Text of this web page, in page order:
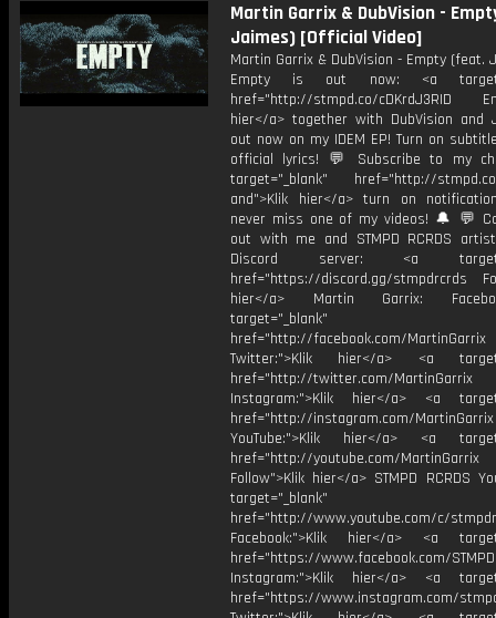
Martin Garrix & DubVision -
Jaimes) [Official Video]
Martin Garrix & DubVision - Empty (feat.
Empty is out now: <a
href="http://stmpd.co/cDKrdJ3RID
hier</a> together with DubVision and
out now on my IDEM EP! Turn on
official lyrics! 💬 Subscribe to my
target="_blank" href="http://stmpd.co/
and">Klik hier</a> turn on
never miss one of my videos! 🔔 💬
out with me and STMPD RCRDS
Discord server: <a
href="https://discord.gg/stmpdrcrds
hier</a> Martin Garrix:
target="_blank"
href="http://facebook.com/MartinGarrix
Twitter:">Klik hier</a> <a
href="http://twitter.com/MartinGarrix
Instagram:">Klik hier</a> <a
href="http://instagram.com/MartinGarrix
YouTube:">Klik hier</a> <a
href="http://youtube.com/MartinGarrix
Follow">Klik hier</a> STMPD RCRDS
target="_blank"
href="http://www.youtube.com/c/
Facebook:">Klik hier</a> <a
href="https://www.facebook.com/
Instagram:">Klik hier</a> <a
href="https://www.instagram.com/